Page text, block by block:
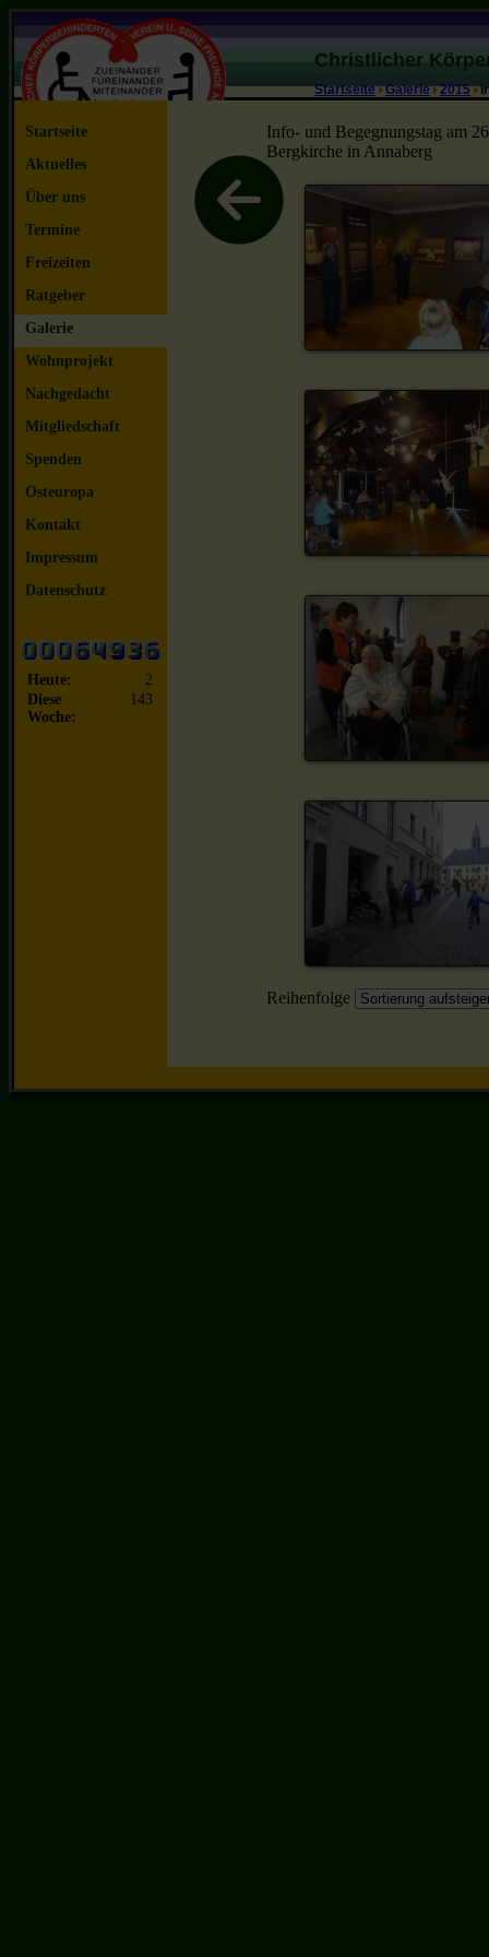
Christlicher
Startseite Galerie 2015
Startseite
Aktuelles
Über uns
Termine
Freizeiten
Ratgeber
Galerie
Wohnprojekt
Nachgedacht
Mitgliedschaft
Spenden
Osteuropa
Kontakt
Impressum
Datenschutz
Heute:
2
Diese
Woche:
143
Info- und Begegnungstag am
Bergkirche in Annaberg
Reihenfolge